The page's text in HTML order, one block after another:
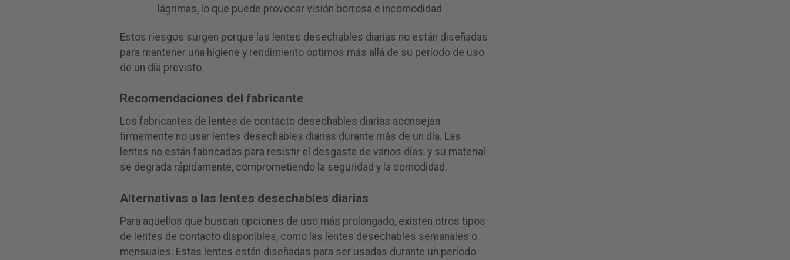
lágrimas, lo que puede provocar visión borrosa e incomodidad
Estos riesgos surgen porque las lentes desechables diarias no están diseñadas
para mantener una higiene y rendimiento óptimos más allá de su período de uso
de un día previsto.
Recomendaciones del fabricante
Los fabricantes de lentes de contacto desechables diarias aconsejan
firmemente no usar lentes desechables diarias durante más de un día. Las
lentes no están fabricadas para resistir el desgaste de varios días, y su material
se degrada rápidamente, comprometiendo la seguridad y la comodidad.
Alternativas a las lentes desechables diarias
Para aquellos que buscan opciones de uso más prolongado, existen otros tipos
de lentes de contacto disponibles, como las lentes desechables semanales o
mensuales. Estas lentes están diseñadas para ser usadas durante un período